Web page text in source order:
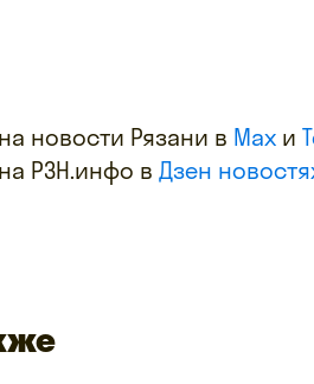
новости Рязани в Max и
РЗН.инфо в Дзен